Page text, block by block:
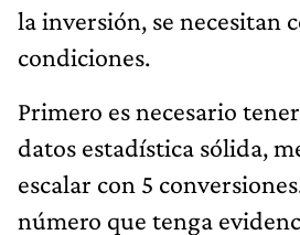
la inversión, se necesitan
condiciones.
Primero es necesario
datos estadística sólida,
escalar con 5
número que tenga